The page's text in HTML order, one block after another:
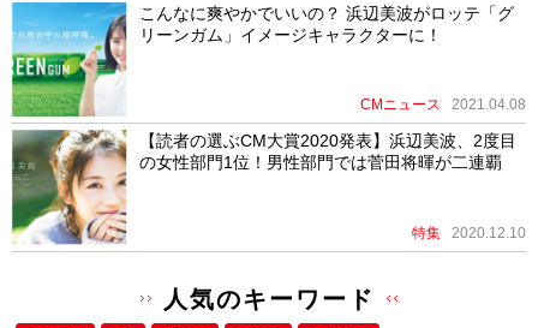
こんなに爽やかでいいの？ 浜辺美波がロッテ「グ
リーンガム」イメージキャラクターに！
CMニュース 2021.04.08
【読者の選ぶCM大賞2020発表】浜辺美波、2度目
の女性部門1位！男性部門では菅田将暉が二連覇
特集 2020.12.10
人気のキーワード